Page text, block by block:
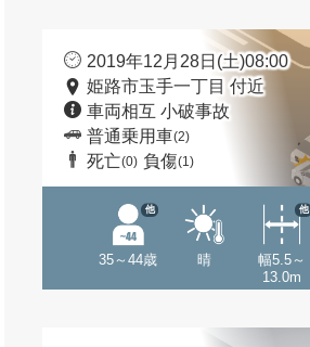
2019年12月28日(土)08:00
姫路市玉手一丁目 付近
車両相互 小破事故
普通乗用車(2)
死亡(0) 負傷(1)
35～44歳
他
晴
幅5.5～
13.0m
他